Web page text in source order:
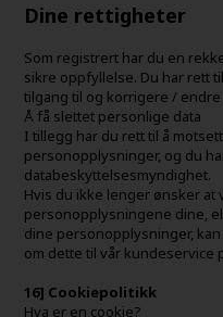
Dine rettigheter
Som registrert har du en
sikre oppfyllelse. Du har rett
tilgang til og korrigere /
Å få slettet personlige data
I tillegg har du rett til å
personopplysninger, og du
databeskyttelsesmyndighet.
Hvis du ikke lenger ønsker at
personopplysningene dine,
dine personopplysninger,
om dette til vår kundeservice
16] Cookiepolitikk
Hva er en cookie?